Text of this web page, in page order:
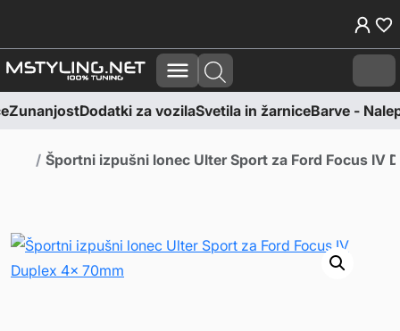
Cart
ZunanjostDodatki za vozilaSvetila in žarniceBarve -
Domov
Športni izpušni lonec Ulter Sport za Ford Focus IV